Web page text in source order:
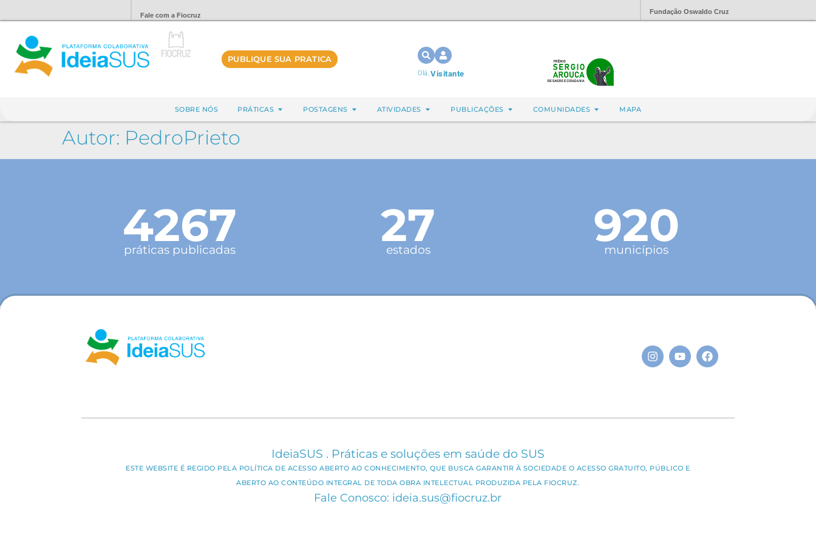
Fale com a Fiocruz Fundação Oswaldo Cruz
PUBLIQUE SUA PRATICA
Olá,Visitante
SOBRE NÓS PRÁTICAS POSTAGENS ATIVIDADES PUBLICAÇÕES COMUNIDADES MAPA
Autor: PedroPrieto
4267
práticas publicadas 27
estados 920
municípios
IdeiaSUS . Práticas e soluções em saúde do SUS
ESTE WEBSITE É REGIDO PELA POLÍTICA DE ACESSO ABERTO AO CONHECIMENTO, QUE BUSCA GARANTIR À SOCIEDADE O ACESSO GRATUITO, PÚBLICO E
ABERTO AO CONTEÚDO INTEGRAL DE TODA OBRA INTELECTUAL PRODUZIDA PELA FIOCRUZ.
Fale Conosco: ideia.sus@fiocruz.br